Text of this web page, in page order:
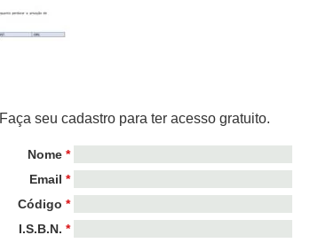
Faça seu cadastro para ter acesso gratuito.
Nome *
Email *
Código *
I.S.B.N. *